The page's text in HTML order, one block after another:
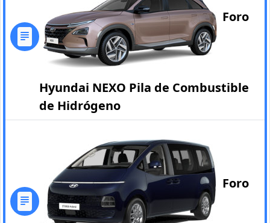
Foro
Hyundai NEXO Pila de Combustible
de Hidrógeno
Foro